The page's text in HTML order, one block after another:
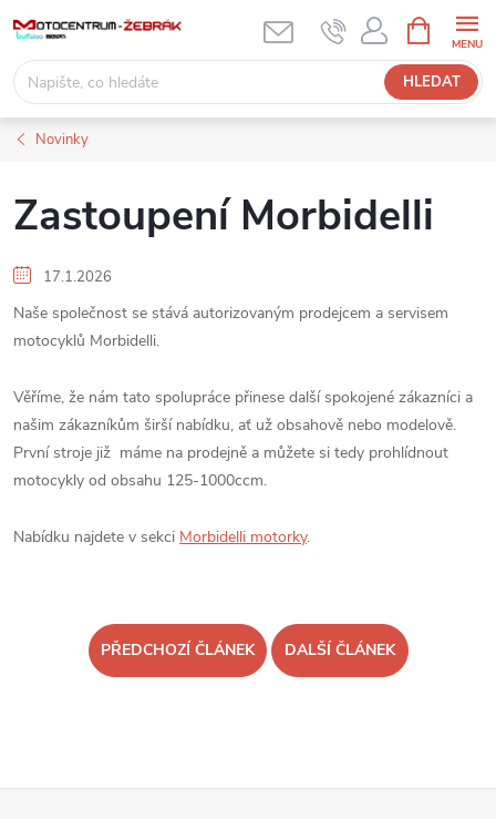
obsah
HLEDAT
NÁKUPNÍ
KOŠÍK
Novinky
Zastoupení Morbidelli
17.1.2026
Naše společnost se stává autorizovaným prodejcem a servisem
motocyklů Morbidelli.
Věříme, že nám tato spolupráce přinese další spokojené zákazníci a
našim zákazníkům širší nabídku, ať už obsahově nebo modelově.
První stroje již máme na prodejně a můžete si tedy prohlídnout
motocykly od obsahu 125-1000ccm.
Nabídku najdete v sekci Morbidelli motorky.
PŘEDCHOZÍ ČLÁNEK DALŠÍ ČLÁNEK